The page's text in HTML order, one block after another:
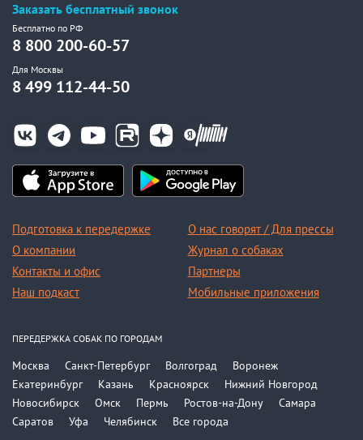
Заказать бесплатный звонок
Бесплатно по РФ
8 800 200-60-57
Для Москвы
8 499 112-44-50
Подготовка к передержке
О компании
Контакты и офис
Наш подкаст
О нас говорят / Для прессы
Журнал о собаках
Партнеры
Мобильные приложения
ПЕРЕДЕРЖКА СОБАК ПО ГОРОДАМ
Москва Санкт-Петербург Волгоград
Воронеж
Екатеринбург
Казань Красноярск
Нижний Новгород
Новосибирск
Омск Пермь Ростов-на-Дону
Самара
Саратов
Уфа Челябинск Все города